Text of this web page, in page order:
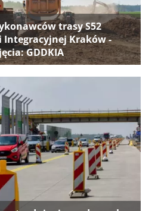
trasy S52
Integracyjnej Kraków -
GDDKIA